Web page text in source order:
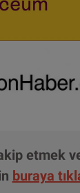
etmek
buraya